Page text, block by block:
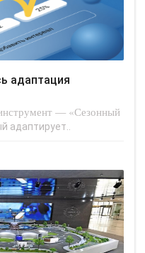
— «Сезонный
адаптирует..